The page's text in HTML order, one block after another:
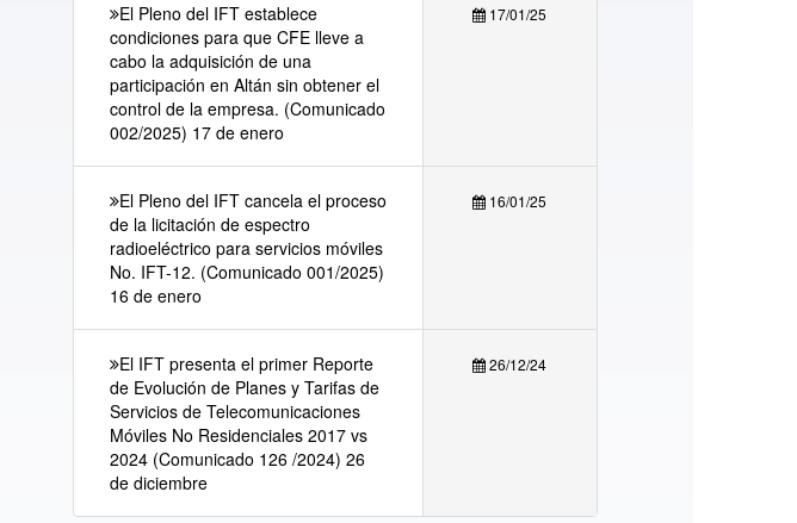
El Pleno del IFT establece
condiciones para que CFE lleve a
cabo la adquisición de una
participación en Altán sin obtener el
control de la empresa. (Comunicado
002/2025) 17 de enero
17/01/25
El Pleno del IFT cancela el proceso
de la licitación de espectro
radioeléctrico para servicios móviles
No. IFT-12. (Comunicado 001/2025)
16 de enero
16/01/25
El IFT presenta el primer Reporte
de Evolución de Planes y Tarifas de
Servicios de Telecomunicaciones
Móviles No Residenciales 2017 vs
2024 (Comunicado 126 /2024) 26
de diciembre
26/12/24